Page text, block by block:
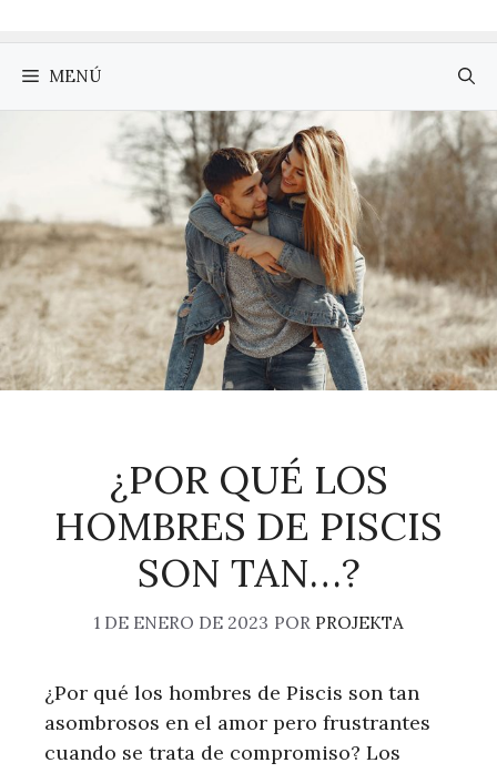
MENÚ
¿POR QUÉ LOS
HOMBRES DE PISCIS
SON TAN…?
1 DE ENERO DE 2023 POR PROJEKTA
¿Por qué los hombres de Piscis son tan
asombrosos en el amor pero frustrantes
cuando se trata de compromiso? Los